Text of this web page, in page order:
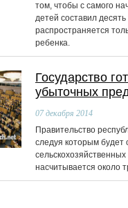
том, чтобы с самого
детей составил
распространяется
ребенка.
Государство
убыточных
07 декабря 2014
Правительство
следуя которым
насчитывается около